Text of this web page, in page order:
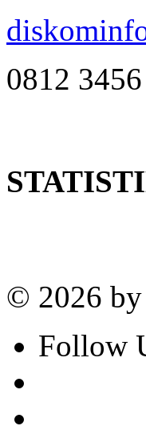
0812
© 2026 by
Follow